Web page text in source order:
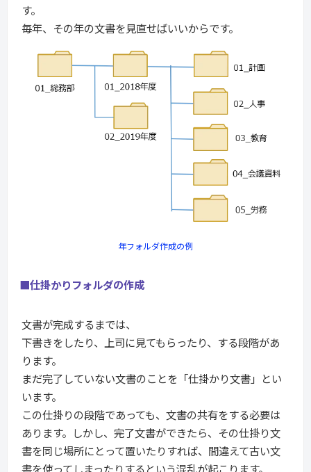
す。
毎年、その年の文書を見直せばいいからです。
年フォルダ作成の例
■仕掛かりフォルダの作成
文書が完成するまでは、
下書きをしたり、上司に見てもらったり、する段階があ
ります。
まだ完了していない文書のことを「仕掛かり文書」とい
います。
この仕掛りの段階であっても、文書の共有をする必要は
あります。しかし、完了文書ができたら、その仕掛り文
書を同じ場所にとって置いたりすれば、間違えて古い文
書を使ってしまったりするという混乱が起こります。